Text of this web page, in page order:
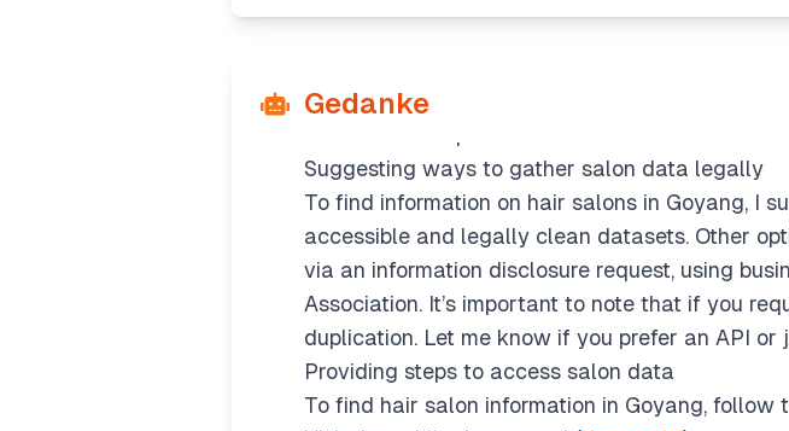
Gedanke
meet needs, consider scraping Naver or Kakao
Suggesting ways to gather salon data legally
To find information on hair salons in Goyang, I
accessible and legally clean datasets. Other
via an information disclosure request, using
Association. It’s important to note that if you
duplication. Let me know if you prefer an API or
Providing steps to access salon data
To find hair salon information in Goyang, follow